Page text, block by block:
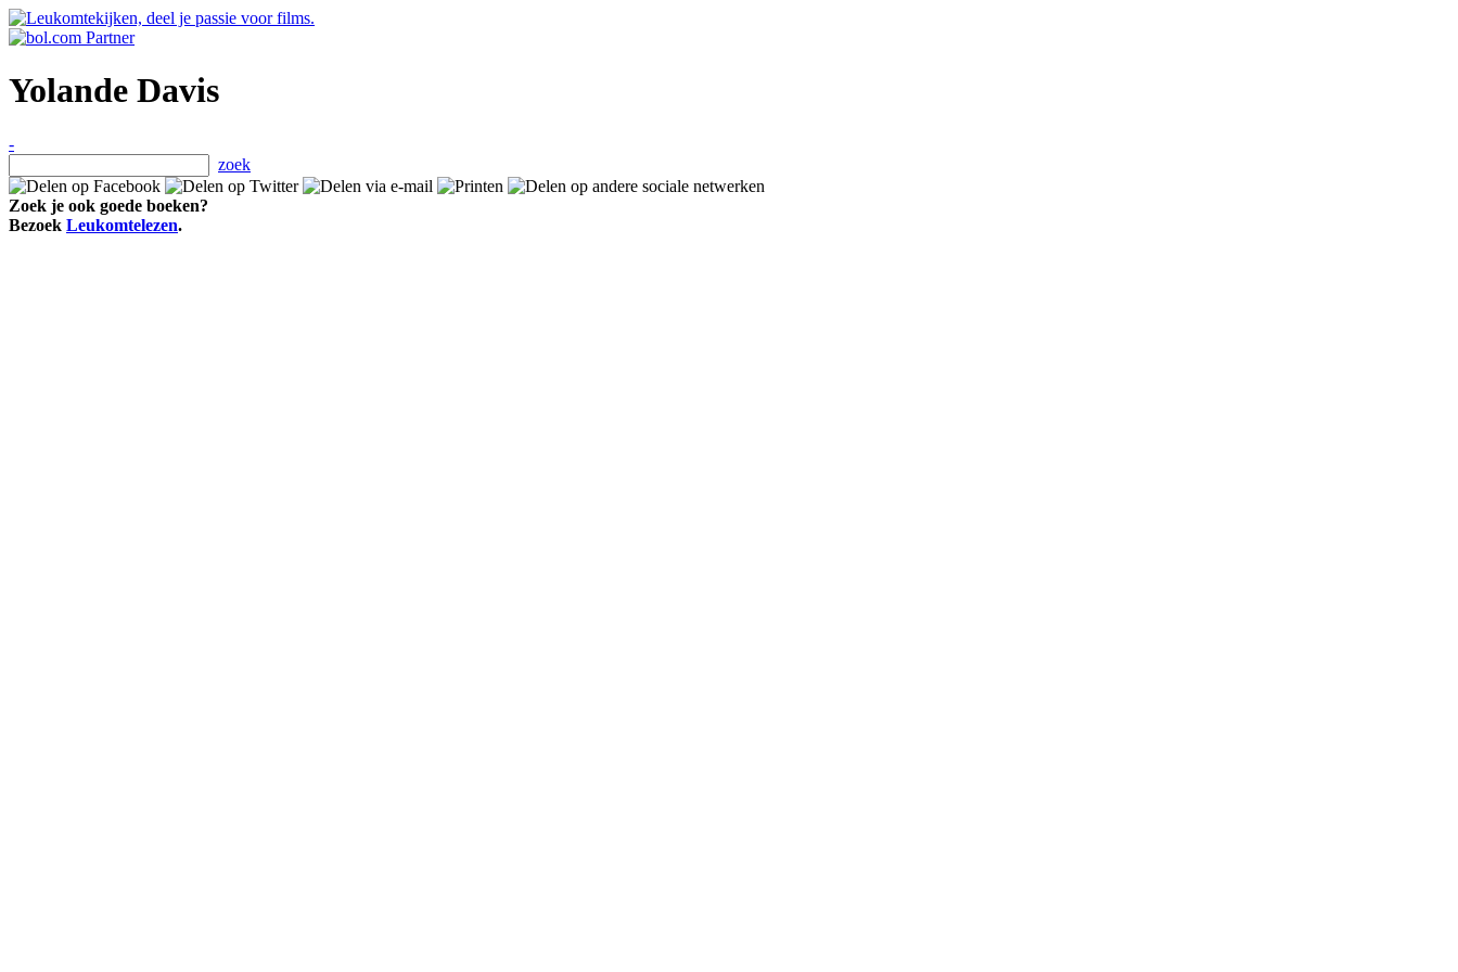
Yolande Davis
-
zoek
Zoek je ook goede boeken?
Bezoek Leukomtelezen.